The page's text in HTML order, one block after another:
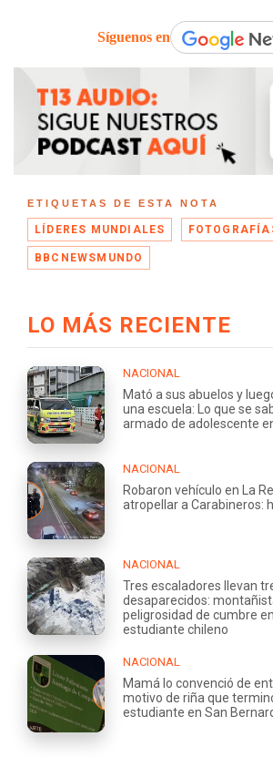
Síguenos en
ETIQUETAS DE ESTA NOTA
LÍDERES MUNDIALES
BBCNEWSMUNDO
LO MÁS RECIENTE
NACIONAL
Mató a sus abuelos y
una escuela: Lo que se
armado de adolescente
NACIONAL
Robaron vehículo en La
atropellar a Carabineros:
NACIONAL
Tres escaladores llevan
desaparecidos:
peligrosidad de cumbre
estudiante chileno
NACIONAL
Mamá lo convenció de
motivo de riña que
estudiante en San